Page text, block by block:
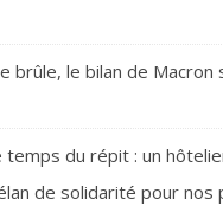
brûle, le bilan de Macron
temps du répit : un
de solidarité pour nos